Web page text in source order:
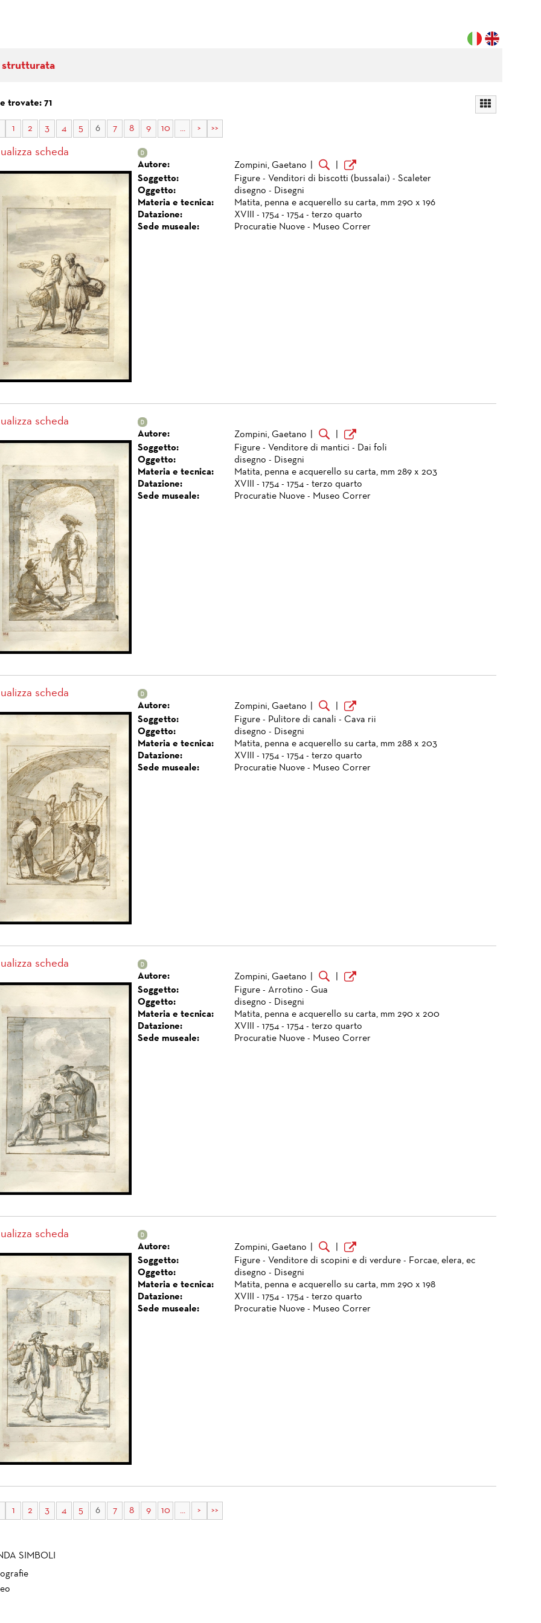
strutturata
trovate: 71
1 2 3 4 5 6 7 8 9 10 ... > >>
scheda
Autore: Zompini, Gaetano
Soggetto:
Figure - Venditori di biscotti (bussalai) - Scaleter
Oggetto:
disegno - Disegni
Materia e tecnica:
Matita, penna e acquerello su carta, mm 290 x 196
Datazione:
XVIII - 1754 - 1754 - terzo quarto
Sede museale:
Procuratie Nuove - Museo Correr
scheda
Autore: Zompini, Gaetano
Soggetto:
Figure - Venditore di mantici - Dai foli
Oggetto:
disegno - Disegni
Materia e tecnica:
Matita, penna e acquerello su carta, mm 289 x 203
Datazione:
XVIII - 1754 - 1754 - terzo quarto
Sede museale:
Procuratie Nuove - Museo Correr
scheda
Autore: Zompini, Gaetano
Soggetto:
Figure - Pulitore di canali - Cava rii
Oggetto:
disegno - Disegni
Materia e tecnica:
Matita, penna e acquerello su carta, mm 288 x 203
Datazione:
XVIII - 1754 - 1754 - terzo quarto
Sede museale:
Procuratie Nuove - Museo Correr
scheda
Autore: Zompini, Gaetano
Soggetto:
Figure - Arrotino - Gua
Oggetto:
disegno - Disegni
Materia e tecnica:
Matita, penna e acquerello su carta, mm 290 x 200
Datazione:
XVIII - 1754 - 1754 - terzo quarto
Sede museale:
Procuratie Nuove - Museo Correr
scheda
Autore: Zompini, Gaetano
Soggetto:
Figure - Venditore di scopini e di verdure - Forcae, elera, ec
Oggetto:
disegno - Disegni
Materia e tecnica:
Matita, penna e acquerello su carta, mm 290 x 198
Datazione:
XVIII - 1754 - 1754 - terzo quarto
Sede museale:
Procuratie Nuove - Museo Correr
1 2 3 4 5 6 7 8 9 10 ... > >>
SIMBOLI